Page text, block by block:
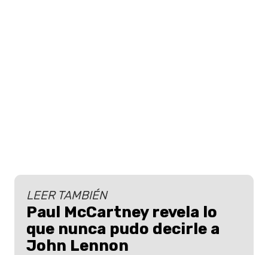
LEER TAMBIÉN
Paul McCartney revela lo
que nunca pudo decirle a
John Lennon